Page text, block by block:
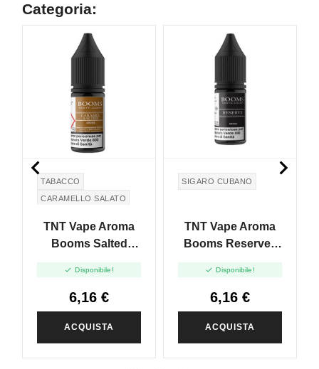
Categoria:
TABACCO
CARAMELLO SALATO
TNT Vape Aroma
Booms Salted
 Disponibile!
6,16 €
ACQUISTA
SIGARO CUBANO
TNT Vape Aroma
Booms Reserve -
 Disponibile!
6,16 €
ACQUISTA
 